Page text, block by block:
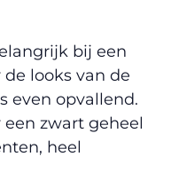
bij een
looks van de
even opvallend.
een zwart geheel
heel